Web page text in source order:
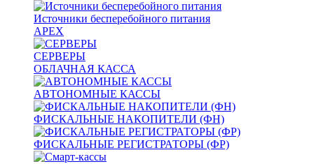
Источники бесперебойного питания
APEX
СЕРВЕРЫ
ОБЛАЧНАЯ КАССА
АВТОНОМНЫЕ КАССЫ
ФИСКАЛЬНЫЕ НАКОПИТЕЛИ (ФН)
ФИСКАЛЬНЫЕ РЕГИСТРАТОРЫ (ФР)